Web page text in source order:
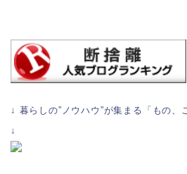
↓ 暮らしの”ノウハウ”が集まる「もの、
↓